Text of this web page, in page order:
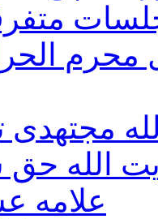
متفرقه
الحرام
مجتهدی
الله
علامه